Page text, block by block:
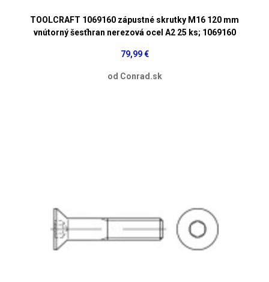
TOOLCRAFT 1069160 zápustné skrutky M16 120 mm
vnútorný šesťhran nerezová ocel A2 25 ks; 1069160
79,99 €
od Conrad.sk